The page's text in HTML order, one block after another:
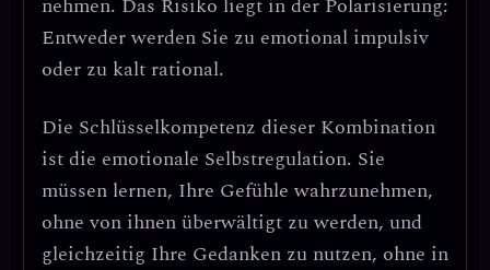
nehmen. Das Risiko liegt in der Polarisierung:
Entweder werden Sie zu emotional impulsiv
oder zu kalt rational.
Die Schlüsselkompetenz dieser Kombination
ist die emotionale Selbstregulation. Sie
müssen lernen, Ihre Gefühle wahrzunehmen,
ohne von ihnen überwältigt zu werden, und
gleichzeitig Ihre Gedanken zu nutzen, ohne in